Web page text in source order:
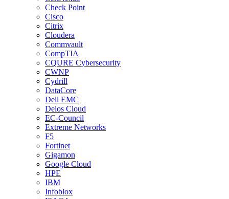
Check Point
Cisco
Citrix
Cloudera
Commvault
CompTIA
CQURE Cybersecurity
CWNP
Cydrill
DataCore
Dell EMC
Delos Cloud
EC-Council
Extreme Networks
F5
Fortinet
Gigamon
Google Cloud
HPE
IBM
Infoblox